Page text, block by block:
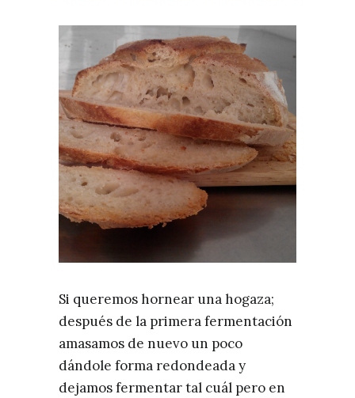
Si queremos hornear una hogaza;
después de la primera fermentación
amasamos de nuevo un poco
dándole forma redondeada y
dejamos fermentar tal cuál pero en